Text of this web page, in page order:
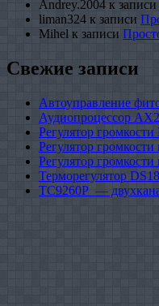
Andrey.2004 к записи
liman324 к записи
Mihel к записи
Свежие записи
Автоуправление
Аудиопроцессор
Регулятор
Регулятор
Регулятор
Терморегулятор
TC9260P —